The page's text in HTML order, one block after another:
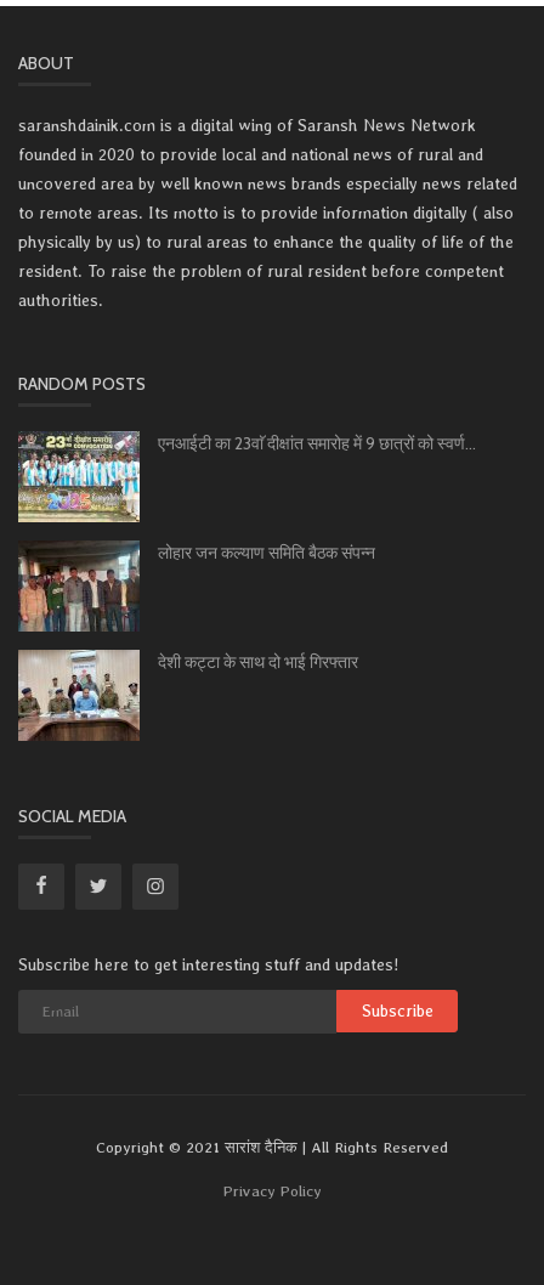
ABOUT
saranshdainik.com is a digital wing of Saransh News Network
founded in 2020 to provide local and national news of rural and
uncovered area by well known news brands especially news related
to remote areas. Its motto is to provide information digitally ( also
physically by us) to rural areas to enhance the quality of life of the
resident. To raise the problem of rural resident before competent
authorities.
RANDOM POSTS
एनआईटी का 23वाॅ दीक्षांत समारोह में 9 छात्रों को स्वर्ण...
लोहार जन कल्याण समिति बैठक संपन्न
देशी कट्टा के साथ दो भाई गिरफ्तार
SOCIAL MEDIA
Subscribe here to get interesting stuff and updates!
Subscribe
Copyright © 2021 सारांश दैनिक | All Rights Reserved
Privacy Policy